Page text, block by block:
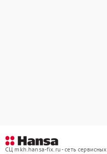
СЦ mkh.hansa-fix.ru - сеть сервисных